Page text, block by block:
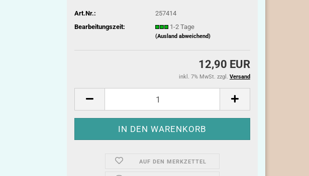
Art.Nr.:
257414
Bearbeitungszeit:
1-2 Tage
(Ausland abweichend)
12,90 EUR
inkl. 7% MwSt. zzgl. Versand
AUF DEN MERKZETTEL